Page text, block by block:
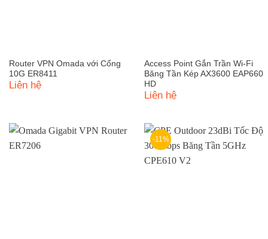
Router VPN Omada với Cổng
10G ER8411
Liên hệ
Access Point Gắn Trần Wi-Fi
Băng Tần Kép AX3600 EAP660
HD
Liên hệ
-11%